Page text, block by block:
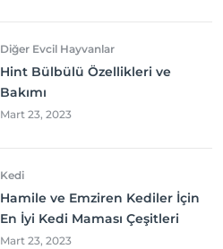
Diğer Evcil Hayvanlar
Hint Bülbülü Özellikleri ve
Bakımı
Mart 23, 2023
Kedi
Hamile ve Emziren Kediler İçin
En İyi Kedi Maması Çeşitleri
Mart 23, 2023